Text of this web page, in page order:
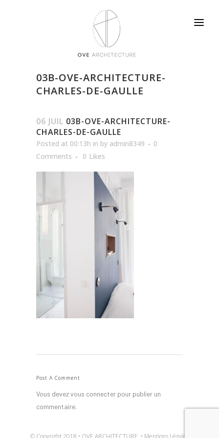
03B-OVE-ARCHITECTURE-
CHARLES-DE-GAULLE
06 JUIL 03B-OVE-ARCHITECTURE-
CHARLES-DE-GAULLE
Posted at 00:13h in by admin8349
0
Comments
0 Likes
Post A Comment
Vous devezvous connecter pour publier un
commentaire.
© Copyright 2018 • OVE ARCHITECTURE • Mentions Légales